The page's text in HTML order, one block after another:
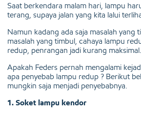
Saat berkendara malam hari, lampu
terang, supaya jalan yang kita lalui
Namun kadang ada saja masalah yang
masalah yang timbul, cahaya lampu
redup, penrangan jadi kurang maksimal.
Apakah Feders pernah mengalami
apa penyebab lampu redup ? Berikut
mungkin saja menjadi penyebabnya.
1. Soket lampu kendor